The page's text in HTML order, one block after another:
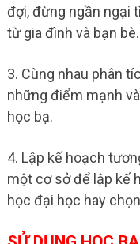
đợi, đừng ngần ngại
từ gia đình và bạn bè.
3. Cùng nhau phân
những điểm mạnh
học bạ.
4. Lập kế hoạch
một cơ sở để lập kế
học đại học hay